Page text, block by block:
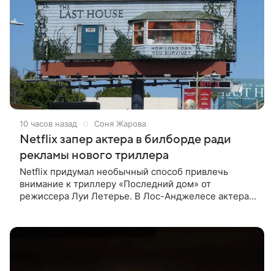
10 часов назад Соня Жарова
Netflix запер актера в билборде ради
рекламы нового триллера
Netflix придумал необычный способ привлечь
внимание к триллеру «Последний дом» от
режиссера Луи Летерье. В Лос-Анджелесе актера